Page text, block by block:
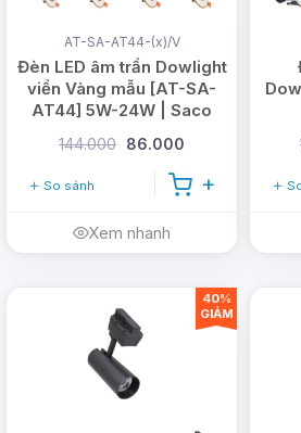
Bảo hành 2 - 3 năm, đổi trả
Luôn được kiểm tra chất
giao
CÔNG TY TNHH DMT SOLAR
Phường Thới An, TP Hồ Chí
Trụ sở: 26/1B Ấp Nam
TP Hồ Chí Minh
AT-SA-AT44-(x)/V
Đèn LED âm trần Dowlight
viền Vàng mẫu [AT-SA-
AT44] 5W-24W | Saco
144.000 86.000
So sánh
Xem nhanh
40%
GIẢM